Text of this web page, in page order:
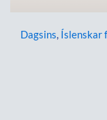
Dagsins, Íslenskar